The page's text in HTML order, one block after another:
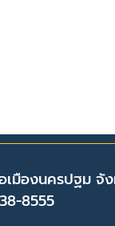
เมืองนครปฐม
8555